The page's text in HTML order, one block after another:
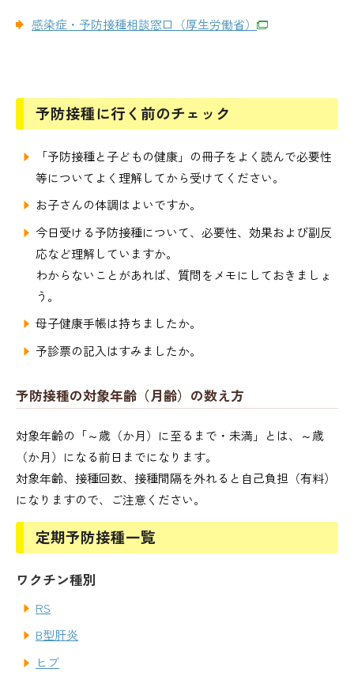
感染症・予防接種相談窓口（厚生労働省）
予防接種に行く前のチェック
「予防接種と子どもの健康」の冊子をよく読んで必要性
等についてよく理解してから受けてください。
お子さんの体調はよいですか。
今日受ける予防接種について、必要性、効果および副反
応など理解していますか。
わからないことがあれば、質問をメモにしておきましょ
う。
母子健康手帳は持ちましたか。
予診票の記入はすみましたか。
予防接種の対象年齢（月齢）の数え方
対象年齢の「～歳（か月）に至るまで・未満」とは、～歳
（か月）になる前日までになります。
対象年齢、接種回数、接種間隔を外れると自己負担（有料）
になりますので、ご注意ください。
定期予防接種一覧
ワクチン種別
RS
B型肝炎
ヒブ